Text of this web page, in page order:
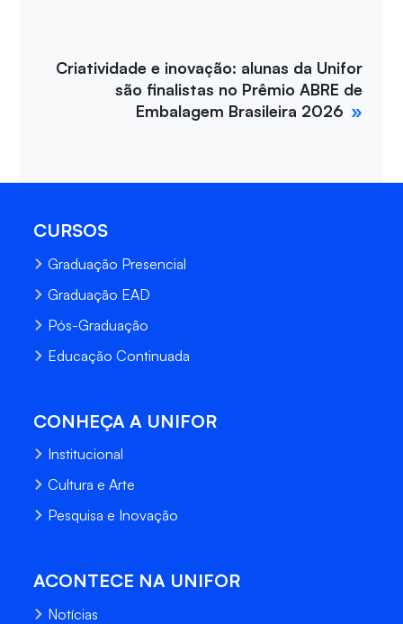
Criatividade e inovação: alunas da Unifor
são finalistas no Prêmio ABRE de
Embalagem Brasileira 2026
CURSOS
Graduação Presencial
Graduação EAD
Pós-Graduação
Educação Continuada
CONHEÇA A UNIFOR
Institucional
Cultura e Arte
Pesquisa e Inovação
ACONTECE NA UNIFOR
Notícias